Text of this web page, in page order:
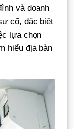
và doanh
cố, đặc biệt
lựa chọn
hiểu địa bàn